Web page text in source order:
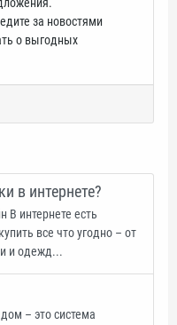
за новостями
о выгодных
в интернете?
В интернете есть
все что угодно – от
и одежд...
– это система